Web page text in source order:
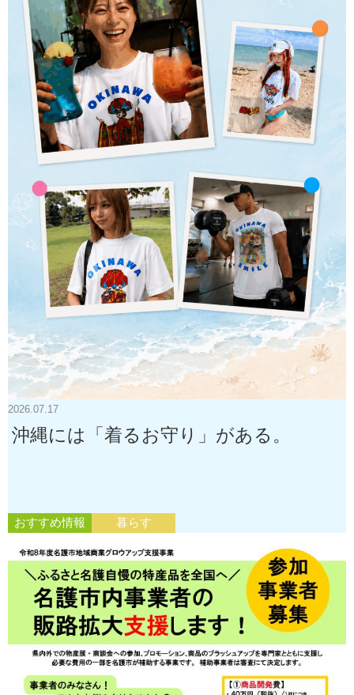
2026.07.17
沖縄には「着るお守り」がある。
おすすめ情報 暮らす